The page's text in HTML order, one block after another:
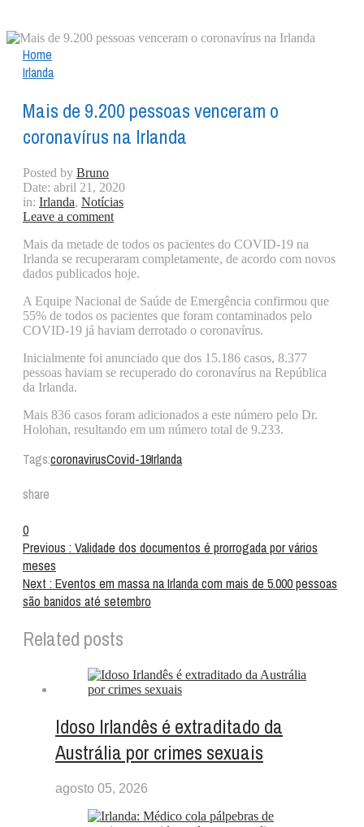
Home
Irlanda
Mais de 9.200 pessoas venceram o
coronavírus na Irlanda
Posted by Bruno
Date: abril 21, 2020
in: Irlanda, Notícias
Leave a comment
Mais da metade de todos os pacientes do COVID-19 na
Irlanda se recuperaram completamente, de acordo com novos
dados publicados hoje.
A Equipe Nacional de Saúde de Emergência confirmou que
55% de todos os pacientes que foram contaminados pelo
COVID-19 já haviam derrotado o coronavírus.
Inicialmente foi anunciado que dos 15.186 casos, 8.377
pessoas haviam se recuperado do coronavírus na República
da Irlanda.
Mais 836 casos foram adicionados a este número pelo Dr.
Holohan, resultando em um número total de 9.233.
Tags:coronavirusCovid-19Irlanda
share
0
Previous : Validade dos documentos é prorrogada por vários
meses
Next : Eventos em massa na Irlanda com mais de 5.000 pessoas
são banidos até setembro
Related posts
Idoso Irlandês é extraditado da
Austrália por crimes sexuais
agosto 05, 2026